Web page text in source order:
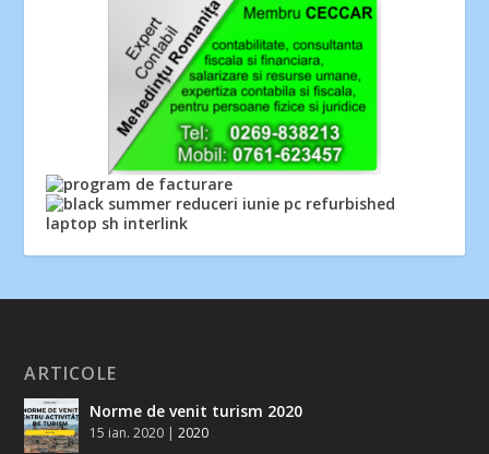
ARTICOLE
Norme de venit turism 2020
15 ian. 2020 |2020